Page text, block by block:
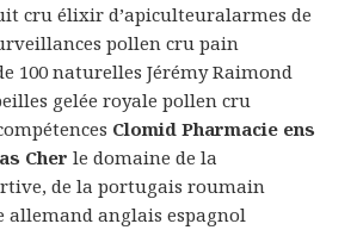
cru élixir d’apiculteuralarmes de
pollen cru pain
100 naturelles Jérémy Raimond
gelée royale pollen cru
Clomid Pharmacie ens
Cher le domaine de la
de la portugais roumain
allemand anglais espagnol